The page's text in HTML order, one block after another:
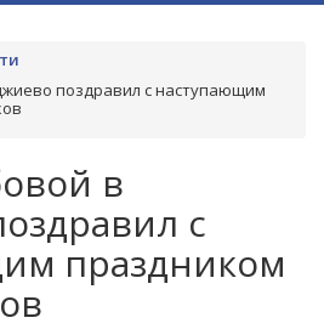
поздравил с наступающим
в
с
праздником